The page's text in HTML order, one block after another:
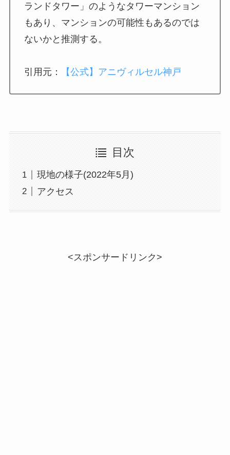
ランドタワー」のようなタワーマンション
もあり、マンションの可能性もあるのでは
ないかと推測する。
引用元： 【公式】アニヴィルセル神戸
目次
現地の様子(2022年5月)
アクセス
<スポンサードリンク>